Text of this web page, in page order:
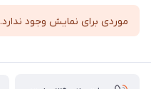
موردی برای نمایش وجود ندارد.